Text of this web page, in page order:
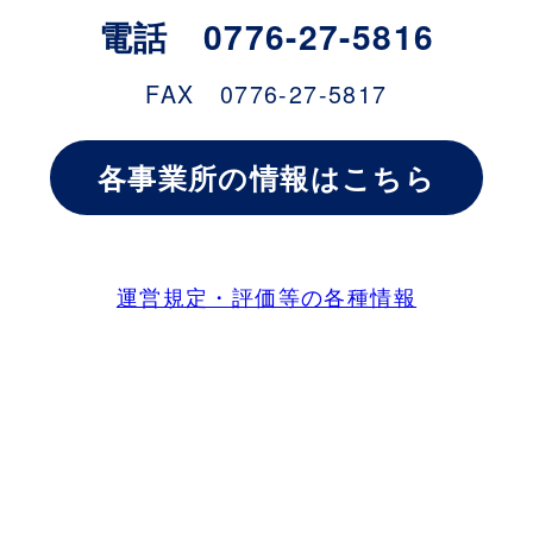
電話 0776-27-5816
FAX 0776-27-5817
各事業所の情報はこちら
運営規定・評価等の各種情報